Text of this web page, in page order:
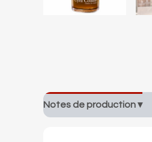
Notes de production ▾